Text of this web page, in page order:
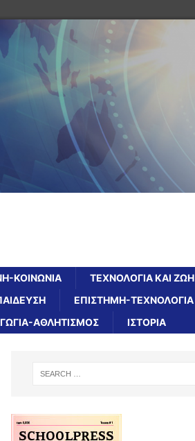
ΚΟΙΝΩΝΙΑ
ΤΕΧΝΟΛΟΓΙΑ ΚΑΙ ΖΩΗ
ΕΠΙΣΤΗΜΗ-ΤΕΧΝΟΛΟΓΙΑ
ΑΘΛΗΤΙΣΜΟΣ ΙΣΤΟΡΙΑ